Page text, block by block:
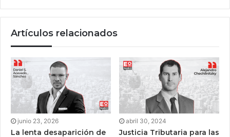
Artículos relacionados
junio 23, 2026
La lenta desaparición de
abril 30, 2024
Justicia Tributaria para las